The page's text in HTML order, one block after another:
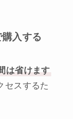
入する
は省けます
セスするた